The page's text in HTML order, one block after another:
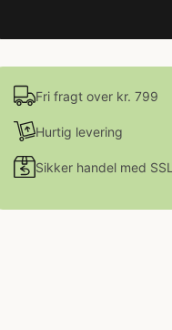
Fri fragt over kr. 799
Hurtig levering
Sikker handel med SSL